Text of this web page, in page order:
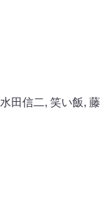
水田信二, 笑い飯, 藤